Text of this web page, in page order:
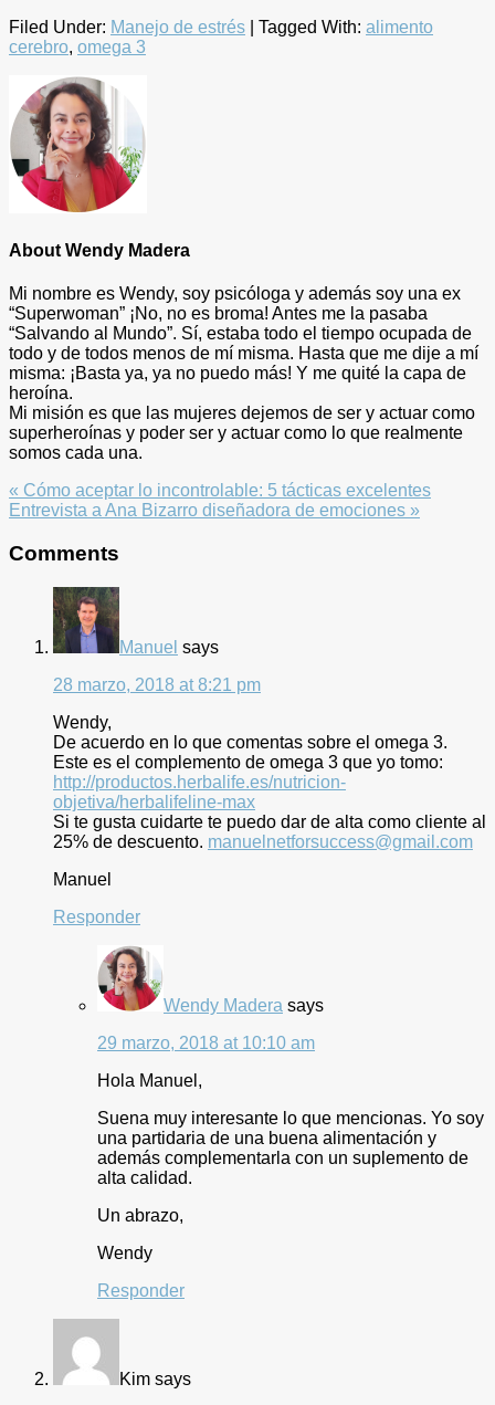
Filed Under: Manejo de estrés Tagged With: alimento
cerebro, omega 3
About Wendy Madera
Mi nombre es Wendy, soy psicóloga y además soy una ex
“Superwoman” ¡No, no es broma! Antes me la pasaba
“Salvando al Mundo”. Sí, estaba todo el tiempo ocupada de
todo y de todos menos de mí misma. Hasta que me dije a mí
misma: ¡Basta ya, ya no puedo más! Y me quité la capa de
heroína.
Mi misión es que las mujeres dejemos de ser y actuar como
superheroínas y poder ser y actuar como lo que realmente
somos cada una.
Previous
Post:
« Cómo aceptar lo incontrolable: 5 tácticas excelentes
Next
Entrevista a Ana Bizarro diseñadora de emociones »
Interactions
Comments
Manuel says
28 marzo, 2018 at 8:21 pm
Wendy,
De acuerdo en lo que comentas sobre el omega 3.
Este es el complemento de omega 3 que yo tomo:
http://productos.herbalife.es/nutricion-
objetiva/herbalifeline-max
Si te gusta cuidarte te puedo dar de alta como cliente al
25% de descuento. manuelnetforsuccess@gmail.com
Manuel
Responder
Wendy Madera says
29 marzo, 2018 at 10:10 am
Hola Manuel,
Suena muy interesante lo que mencionas. Yo soy
una partidaria de una buena alimentación y
además complementarla con un suplemento de
alta calidad.
Un abrazo,
Wendy
Responder
Kim says